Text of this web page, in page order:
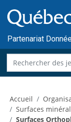
au
contenu
Partenariat
Accueil
Surfaces
Surfaces